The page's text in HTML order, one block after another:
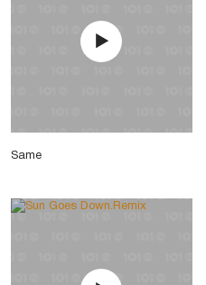
Same